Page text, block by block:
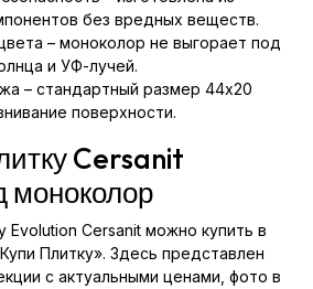
без вредных веществ.
– моноколор не выгорает под
и УФ-лучей.
– стандартный размер 44x20
поверхности.
Cersanit
моноколор
Evolution Cersanit можно купить в
Плитку». Здесь представлен
с актуальными ценами, фото в